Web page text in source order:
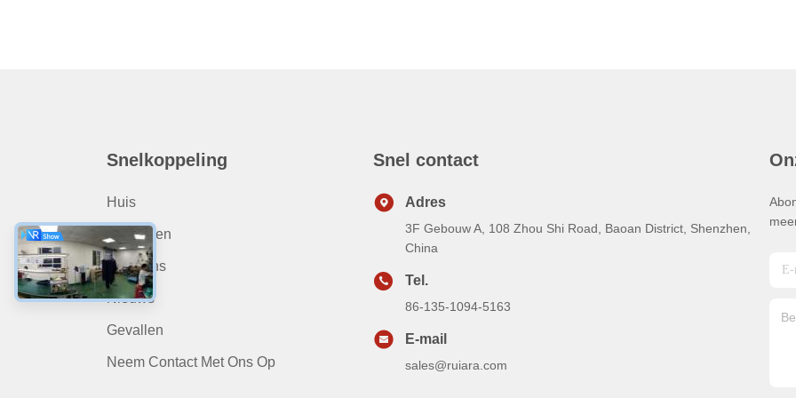
Snelkoppeling
Huis
Producten
Over Ons
Nieuws
Gevallen
Neem Contact Met Ons Op
Snel contact
Adres
3F Gebouw A, 108 Zhou Shi Road, Baoan District, Shenzhen,
China
Tel.
86-135-1094-5163
E-mail
sales@ruiara.com